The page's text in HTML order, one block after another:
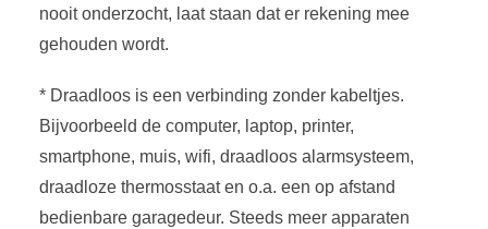
nooit onderzocht, laat staan dat er rekening mee
gehouden wordt.
* Draadloos is een verbinding zonder kabeltjes.
Bijvoorbeeld de computer, laptop, printer,
smartphone, muis, wifi, draadloos alarmsysteem,
draadloze thermosstaat en o.a. een op afstand
bedienbare garagedeur. Steeds meer apparaten